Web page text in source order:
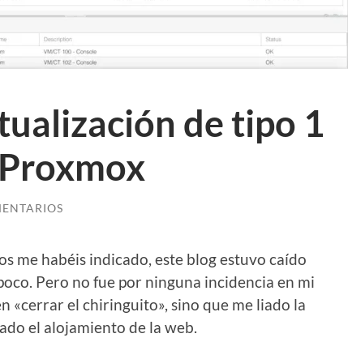
de tipo 1
me habéis indicado, este blog estuvo caído
Pero no fue por ninguna incidencia en mi
«cerrar el chiringuito», sino que me liado la
el alojamiento de la web.